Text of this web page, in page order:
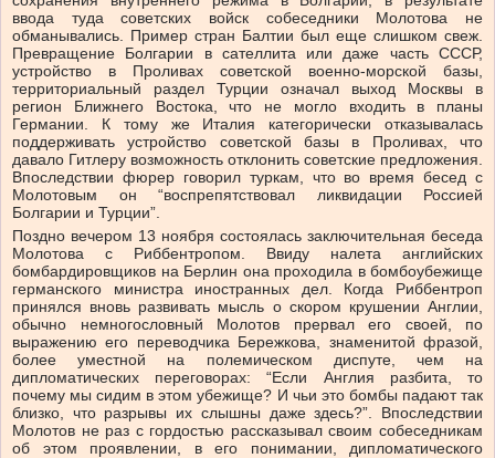
ввода туда советских войск собеседники Молотова не
обманывались. Пример стран Балтии был еще слишком свеж.
Превращение Болгарии в сателлита или даже часть СССР,
устройство в Проливах советской военно-морской базы,
территориальный раздел Турции означал выход Москвы в
регион Ближнего Востока, что не могло входить в планы
Германии. К тому же Италия категорически отказывалась
поддерживать устройство советской базы в Проливах, что
давало Гитлеру возможность отклонить советские предложения.
Впоследствии фюрер говорил туркам, что во время бесед с
Молотовым он “воспрепятствовал ликвидации Россией
Болгарии и Турции”.
Поздно вечером 13 ноября состоялась заключительная беседа
Молотова с Риббентропом. Ввиду налета английских
бомбардировщиков на Берлин она проходила в бомбоубежище
германского министра иностранных дел. Когда Риббентроп
принялся вновь развивать мысль о скором крушении Англии,
обычно немногословный Молотов прервал его своей, по
выражению его переводчика Бережкова, знаменитой фразой,
более уместной на полемическом диспуте, чем на
дипломатических переговорах: “Если Англия разбита, то
почему мы сидим в этом убежище? И чьи это бомбы падают так
близко, что разрывы их слышны даже здесь?”. Впоследствии
Молотов не раз с гордостью рассказывал своим собеседникам
об этом проявлении, в его понимании, дипломатического